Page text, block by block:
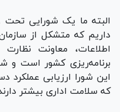
البته ما یک شورایی تحت
داریم که متشکل از
اطلاعات، معاونت
برنامه‌ریزی کشور است و
این شورا ارزیابی
که سلامت اداری بیشتر